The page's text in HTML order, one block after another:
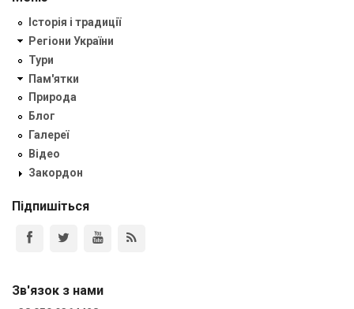
Історія і традиції
Регіони України
Тури
Пам'ятки
Природа
Блог
Галереї
Відео
Закордон
Підпишіться
Зв'язок з нами